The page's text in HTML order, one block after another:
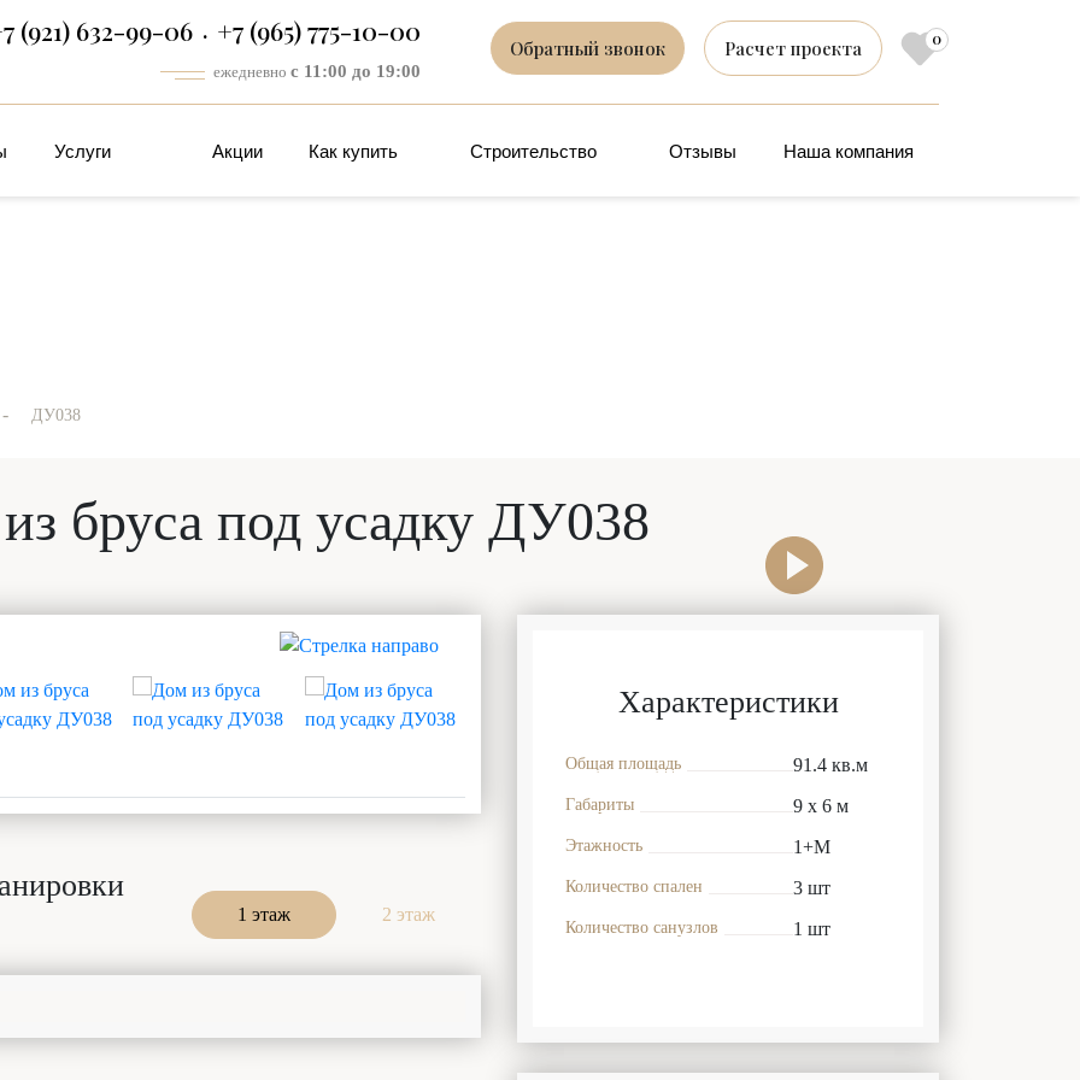
(921) 632-99-06 +7 (965) 775-10-00
ежедневно с 11:00 до 19:00
Обратный звонок Расчет проекта 0
Услуги Акции Как купить Строительство Отзывы Наша компания
ДУ038
бруса под усадку ДУ038
1 этаж 2 этаж
Характеристики
Общая площадь 91.4 кв.м
Габариты 9 x 6 м
Этажность 1+М
Количество спален 3 шт
Количество санузлов 1 шт